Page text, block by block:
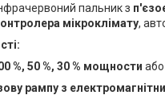
пальник з
мікроклімату,
%, 50 %, 30 % мощности
рампу з